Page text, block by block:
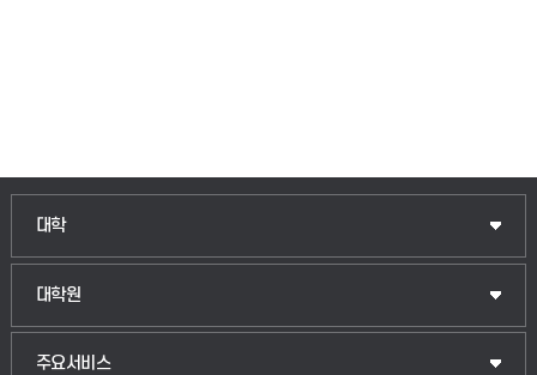
대학
인문융합공공인재학부
법경영학부
대학원
일반대학원
산업대학원
주요서비스
입학안내